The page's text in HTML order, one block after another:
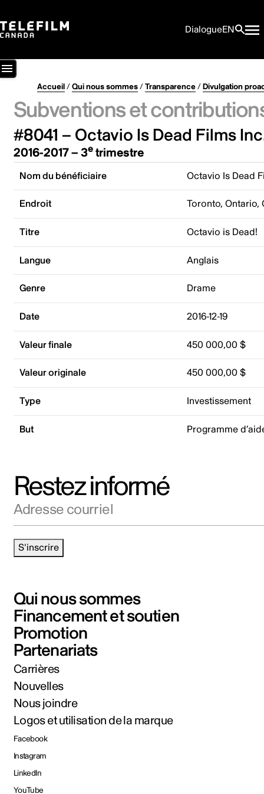
DialogueEN
Accueil/Qui nous sommes/Transparence/Divulgation
Subventions et
#8041 – Octavio Is Dead Films
2016-2017 – 3etrimestre
Nom du bénéficiaire Octavio Is Dead
Endroit Toronto, Ontario,
Titre Octavio is Dead!
Langue Anglais
Genre Drame
Date 2016-12-19
Valeur finale 450 000,00 $
Valeur originale 450 000,00 $
Type Investissement
But Programme
Restez informé
S'inscrire
Qui nous sommes
Financement et soutien
Promotion
Partenariats
Carrières
Nouvelles
Nous joindre
Logos et utilisation de la marque
Facebook
Instagram
LinkedIn
YouTube